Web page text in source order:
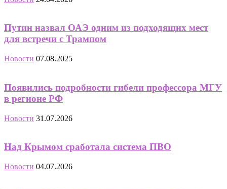
Путин назвал ОАЭ одним из подходящих мест
для встречи с Трампом
Новости 07.08.2025
Появились подробности гибели профессора МГУ
в регионе РФ
Новости 31.07.2026
Над Крымом сработала система ПВО
Новости 04.07.2026